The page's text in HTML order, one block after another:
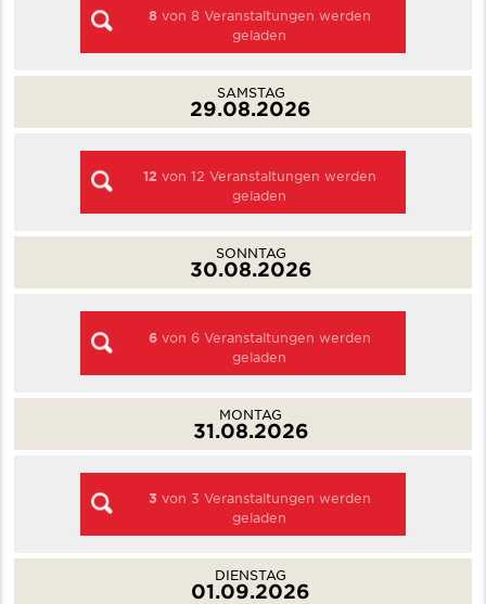
8 von 8Veranstaltungen werden
geladen
SAMSTAG
29.08.2026
12 von 12 Veranstaltungen werden
geladen
SONNTAG
30.08.2026
6 von 6Veranstaltungen werden
geladen
MONTAG
31.08.2026
3 von 3 Veranstaltungen werden
geladen
DIENSTAG
01.09.2026